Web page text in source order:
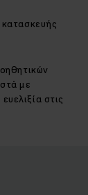
με
στις